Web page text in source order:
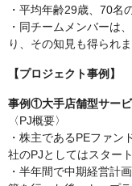
・平均年齢29歳、70名
・同チームメンバーは
り、その知見も得られ
【プロジェクト事例】
事例①大手店舗型サー
〈PJ概要〉
・株主であるPEファン
社のPJとしてはスタート
・半年間で中期経営計